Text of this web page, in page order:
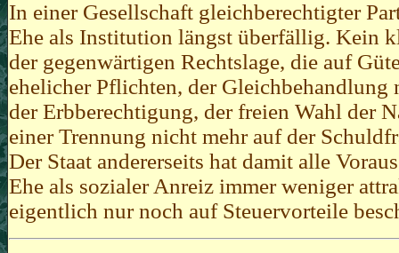
In einer Gesellschaft gleichberechtigter
Ehe als Institution längst überfällig. Kein
der gegenwärtigen Rechtslage, die auf
ehelicher Pflichten, der
der Erbberechtigung, der freien Wahl der
einer Trennung nicht mehr auf der
Der Staat andererseits hat damit alle
Ehe als sozialer Anreiz immer weniger
eigentlich nur noch auf Steuervorteile